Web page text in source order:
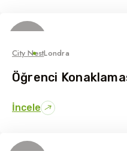
City NestLondra
Öğrenci
İncele